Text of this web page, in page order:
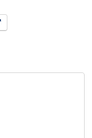
Esse link abrirá em uma